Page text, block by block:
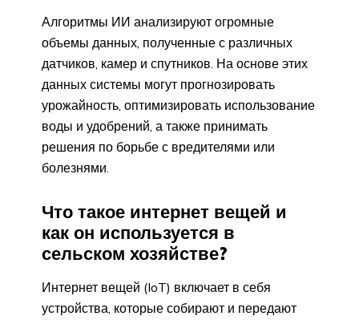
Алгоритмы ИИ анализируют огромные
объемы данных, полученные с различных
датчиков, камер и спутников. На основе этих
данных системы могут прогнозировать
урожайность, оптимизировать использование
воды и удобрений, а также принимать
решения по борьбе с вредителями или
болезнями.
Что такое интернет вещей и
как он используется в
сельском хозяйстве?
Интернет вещей (IoT) включает в себя
устройства, которые собирают и передают